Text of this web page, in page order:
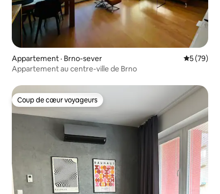
Appartement · Brno-sever Note
5 (79)
Appartement au centre-ville de Brno
Coup de cœur voyageurs
Coup de cœur voyageurs